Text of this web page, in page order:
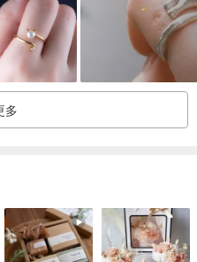
的機會不小心讓寶石有一點點的
看不出來。請您購買前確認，能
再作結帳喔！（天然石本身絕
請您也在購買前詢問或搜尋相關
節省您所支出的國際運費，若您
整一次訂單，將商品發送至台灣
寄送給您。
多